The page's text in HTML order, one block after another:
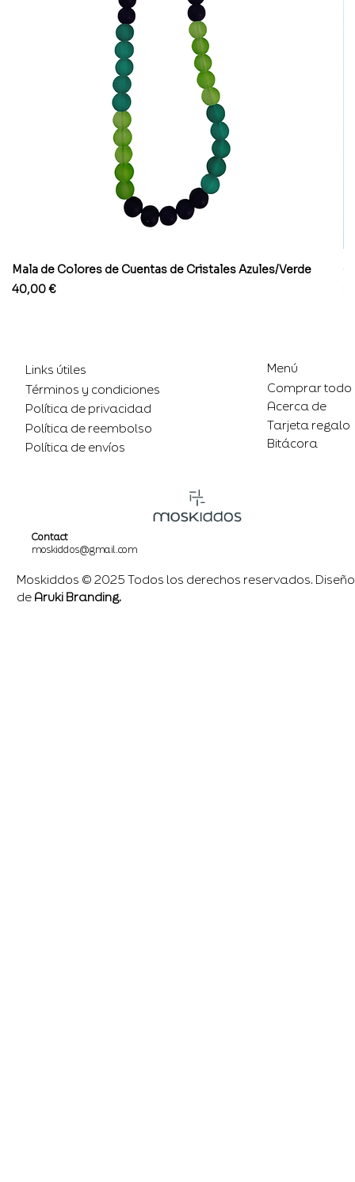
Mala de Colores de Cuentas de Cristales Azules/Verde
Precio
40,00 €
Links útiles
Términos y condiciones
Política de privacidad
Política de reembolso
Política de envíos
Menú
Comprar todo
Acerca de
Tarjeta regalo
Bitácora
Contact
moskiddos@gmail.com
Moskiddos © 2025 Todos los derechos reservados. Diseño
de Aruki Branding.